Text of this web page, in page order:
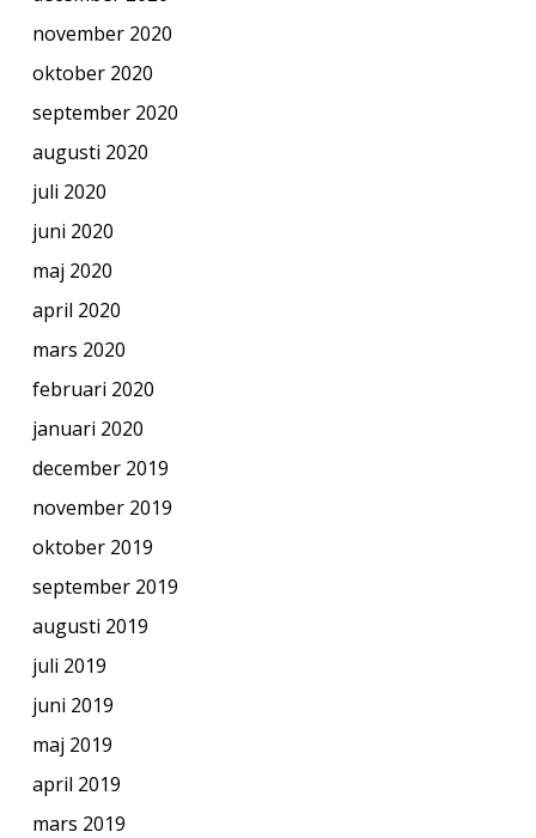
november 2020
oktober 2020
september 2020
augusti 2020
juli 2020
juni 2020
maj 2020
april 2020
mars 2020
februari 2020
januari 2020
december 2019
november 2019
oktober 2019
september 2019
augusti 2019
juli 2019
juni 2019
maj 2019
april 2019
mars 2019